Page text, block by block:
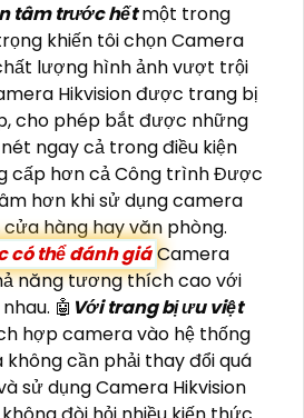
tâm trước hếtmột trong
khiến tôi chọn Camera
lượng hình ảnh vượt trội
Hikvision được trang bị
cho phép bắt được những
ngay cả trong điều kiện
cấp hơn cả Công trình Được
hơn khi sử dụng camera
hàng hay văn phòng.
có thể đánh giáCamera
năng tương thích cao với
🤖️ Với trang bị ưu việt
hợp camera vào hệ thống
không cần phải thay đổi quá
sử dụng Camera Hikvision